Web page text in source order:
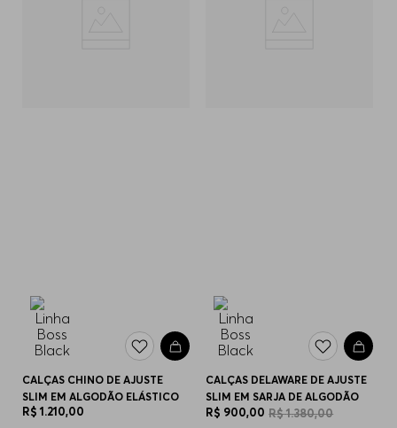
CALÇAS CHINO DE AJUSTE
SLIM EM ALGODÃO ELÁSTICO
R$ 1.210,00
CALÇAS DELAWARE DE AJUSTE
SLIM EM SARJA DE ALGODÃO
R$ 900,00 R$1.380,00